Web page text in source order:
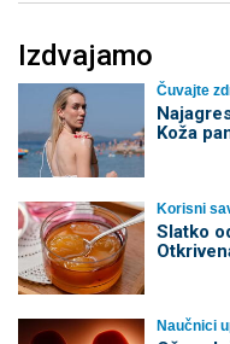
Izdvajamo
Čuvajte
Koža
Korisni
Slatko
Naučnici